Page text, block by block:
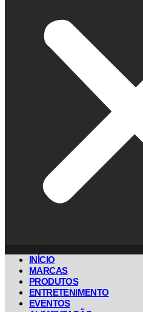
INÍCIO
MARCAS
PRODUTOS
ENTRETENIMENTO
EVENTOS